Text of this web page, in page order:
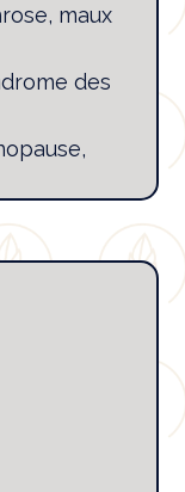
maux
des